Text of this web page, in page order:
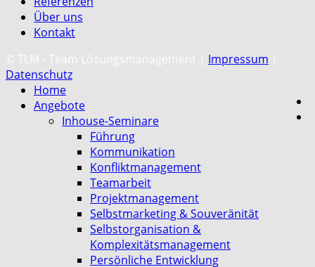
Über uns
Kontakt
© TLM - Team Lösungsmanagement | Impressum |
Datenschutz
Home
Angebote
Inhouse-Seminare
Führung
Kommunikation
Konfliktmanagement
Teamarbeit
Projektmanagement
Selbstmarketing & Souveränität
Selbstorganisation &
Komplexitätsmanagement
Persönliche Entwicklung